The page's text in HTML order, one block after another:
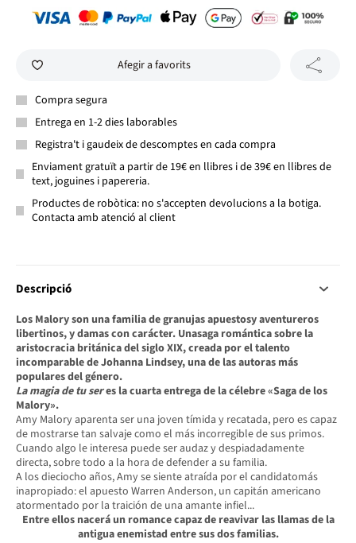
Afegir a favorits
Compra segura
Entrega en 1-2 dies laborables
Registra't i gaudeix de descomptes en cada compra
Enviament gratuït a partir de 19€ en llibres i de 39€ en llibres de
text, joguines i papereria.
Productes de robòtica: no s'accepten devolucions a la botiga.
Contacta amb atenció al client
Descripció
Los Malory son una familia de granujas apuestosy aventureros
libertinos, y damas con carácter. Unasaga romántica sobre la
aristocracia británica del siglo XIX, creada por el talento
incomparable de Johanna Lindsey, una de las autoras más
populares del género.
La magia de tu seres la cuarta entrega de la célebre «Saga de los
Malory».
Amy Malory aparenta ser una joven tímida y recatada, pero es capaz
de mostrarse tan salvaje como el más incorregible de sus primos.
Cuando algo le interesa puede ser audaz y despiadadamente
directa, sobre todo a la hora de defender a su familia.
A los dieciocho años, Amy se siente atraída por el candidatomás
inapropiado: el apuesto Warren Anderson, un capitán americano
atormentado por la traición de una amante infiel...
Entre ellos nacerá un romance capaz de reavivar las llamas de la
antigua enemistad entre sus dos familias.